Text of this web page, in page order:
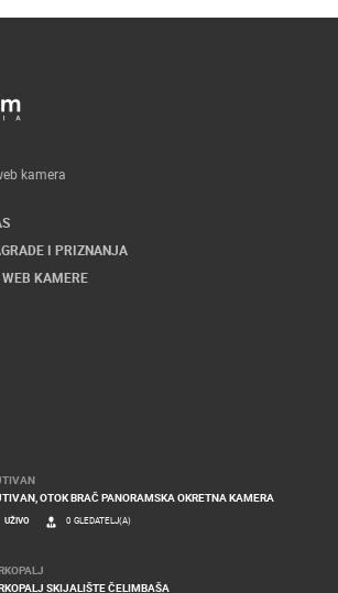
kamera
I PRIZNANJA
KAMERE
OTOK BRAČ PANORAMSKA OKRETNA KAMERA
UŽIVO 0 GLEDATELJ(A)
SKIJALIŠTE ČELIMBAŠA